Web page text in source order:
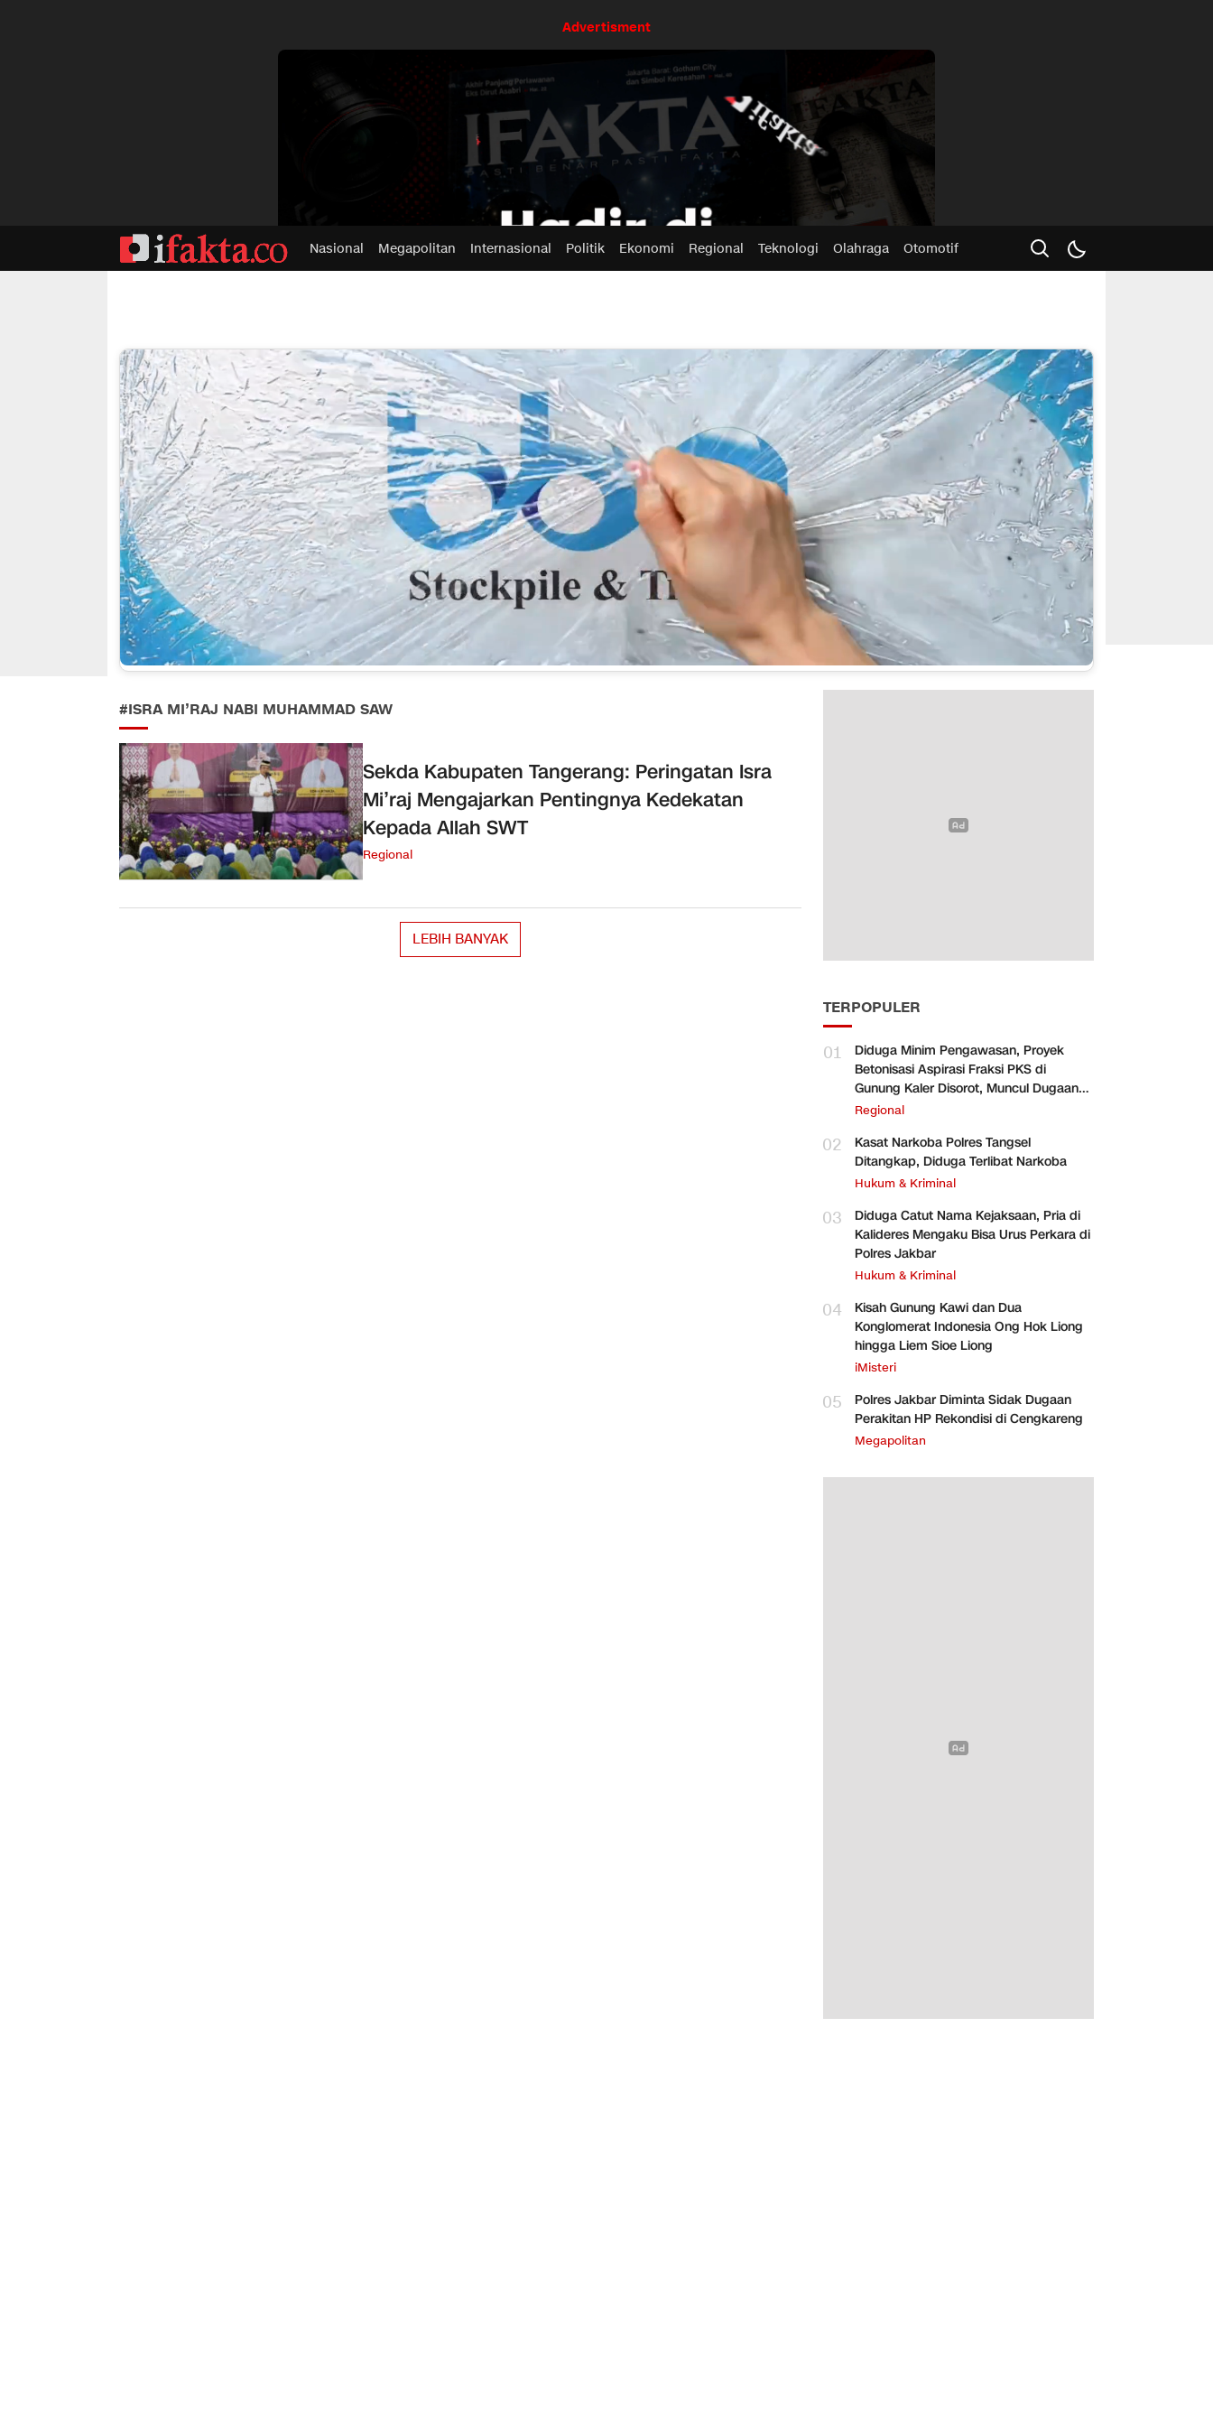
Advertisment
Nasional Megapolitan Internasional Politik Ekonomi Regional Teknologi Olahraga Otomotif
#ISRA MI’RAJ NABI MUHAMMAD SAW
Sekda Kabupaten Tangerang: Peringatan Isra
Mi’raj Mengajarkan Pentingnya Kedekatan
Kepada Allah SWT
Regional
LEBIH BANYAK
TERPOPULER
01
Diduga Minim Pengawasan, Proyek
Betonisasi Aspirasi Fraksi PKS di
Gunung Kaler Disorot, Muncul Dugaan
Pengurangan Volume
Regional
02
Kasat Narkoba Polres Tangsel
Ditangkap, Diduga Terlibat Narkoba
Hukum & Kriminal
03
Diduga Catut Nama Kejaksaan, Pria di
Kalideres Mengaku Bisa Urus Perkara di
Polres Jakbar
Hukum & Kriminal
04
Kisah Gunung Kawi dan Dua
Konglomerat Indonesia Ong Hok Liong
hingga Liem Sioe Liong
iMisteri
05
Polres Jakbar Diminta Sidak Dugaan
Perakitan HP Rekondisi di Cengkareng
Megapolitan